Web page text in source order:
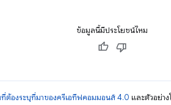
ข้อมูลนี้มีประโยชน์ไหม
ต้องระบุที่มาของครีเอทีฟคอมมอนส์ 4.0 และตัวอย่า